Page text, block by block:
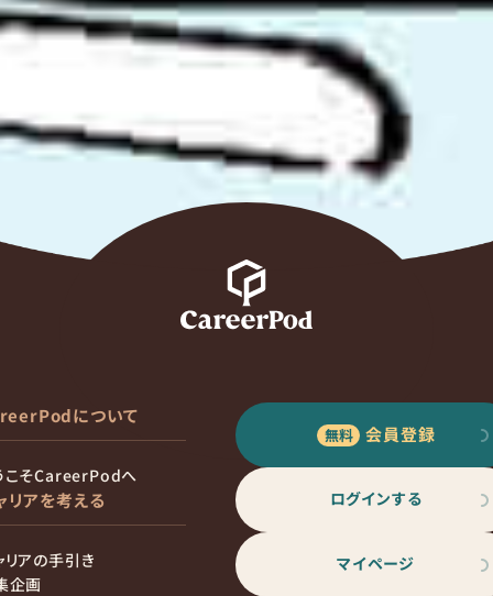
について
こそCareerPodへ
リアを考える
リアの手引き
企画
会員登録
ログインする
マイページ